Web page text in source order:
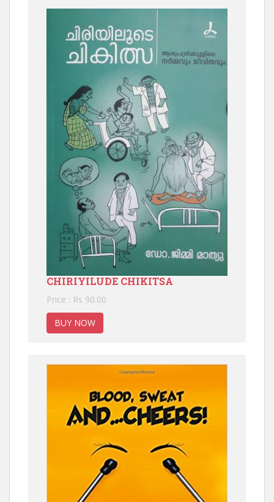
CHIRIYILUDE CHIKITSA
Price : Rs 90.00
BUY NOW